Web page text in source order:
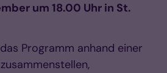
um 18.00 Uhr in St.
Programm anhand einer